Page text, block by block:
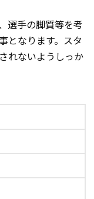
選手の脚質等を考
となります。スタ
れないようしっか